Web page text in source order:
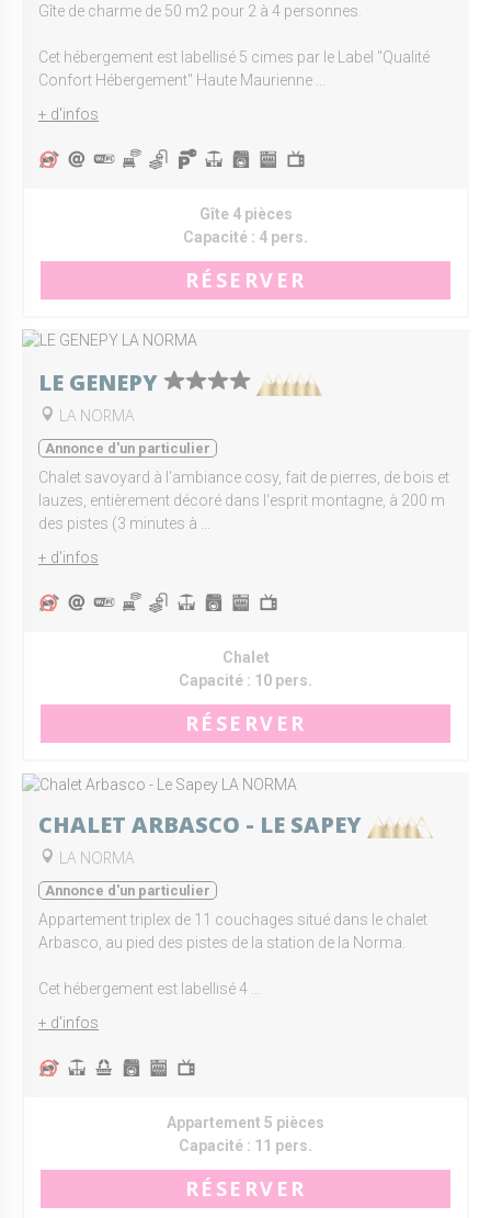
Gîte de charme de 50 m2 pour 2 à 4 personnes.
Cet hébergement est labellisé 5 cimes par le Label "Qualité
Confort Hébergement" Haute Maurienne ...
+ d'infos
Gîte 4 pièces
Capacité : 4 pers.
RÉSERVER
LE GENEPY
LA NORMA
Annonce d'un particulier
Chalet savoyard à l'ambiance cosy, fait de pierres, de bois et
lauzes, entièrement décoré dans l'esprit montagne, à 200 m
des pistes (3 minutes à ...
+ d'infos
Chalet
Capacité : 10 pers.
RÉSERVER
CHALET ARBASCO - LE SAPEY
LA NORMA
Annonce d'un particulier
Appartement triplex de 11 couchages situé dans le chalet
Arbasco, au pied des pistes de la station de la Norma.
Cet hébergement est labellisé 4 ...
+ d'infos
Appartement 5 pièces
Capacité : 11 pers.
RÉSERVER